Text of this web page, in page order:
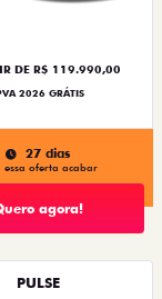
DE R$ 119.990,00
2026 GRÁTIS
27 dias
essa oferta acabar
agora!
PULSE